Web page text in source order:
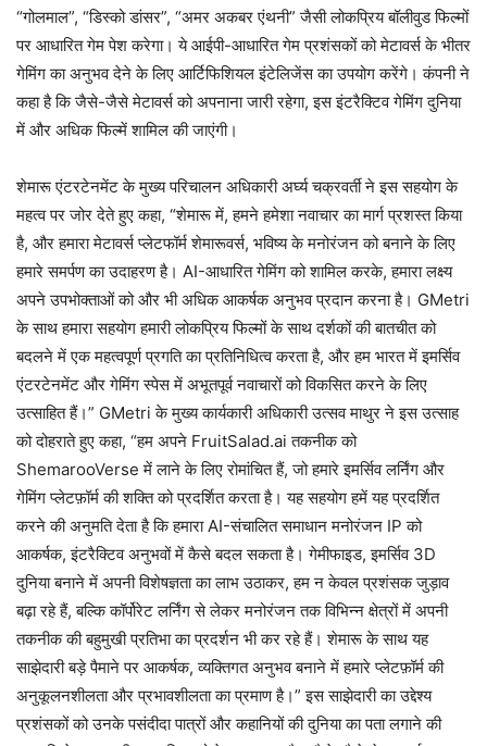
“गोलमाल”, “डिस्को डांसर”, “अमर अकबर एंथनी” जैसी लोकप्रिय बॉलीवुड फिल्मों
पर आधारित गेम पेश करेगा। ये आईपी-आधारित गेम प्रशंसकों को मेटावर्स के भीतर
गेमिंग का अनुभव देने के लिए आर्टिफिशियल इंटेलिजेंस का उपयोग करेंगे। कंपनी ने
कहा है कि जैसे-जैसे मेटावर्स को अपनाना जारी रहेगा, इस इंटरैक्टिव गेमिंग दुनिया
में और अधिक फिल्में शामिल की जाएंगी।
शेमारू एंटरटेनमेंट के मुख्य परिचालन अधिकारी अर्घ्य चक्रवर्ती ने इस सहयोग के
महत्व पर जोर देते हुए कहा, “शेमारू में, हमने हमेशा नवाचार का मार्ग प्रशस्त किया
है, और हमारा मेटावर्स प्लेटफॉर्म शेमारूवर्स, भविष्य के मनोरंजन को बनाने के लिए
हमारे समर्पण का उदाहरण है। AI-आधारित गेमिंग को शामिल करके, हमारा लक्ष्य
अपने उपभोक्ताओं को और भी अधिक आकर्षक अनुभव प्रदान करना है। GMetri
के साथ हमारा सहयोग हमारी लोकप्रिय फिल्मों के साथ दर्शकों की बातचीत को
बदलने में एक महत्वपूर्ण प्रगति का प्रतिनिधित्व करता है, और हम भारत में इमर्सिव
एंटरटेनमेंट और गेमिंग स्पेस में अभूतपूर्व नवाचारों को विकसित करने के लिए
उत्साहित हैं।” GMetri के मुख्य कार्यकारी अधिकारी उत्सव माथुर ने इस उत्साह
को दोहराते हुए कहा, “हम अपने FruitSalad.ai तकनीक को
ShemarooVerse में लाने के लिए रोमांचित हैं, जो हमारे इमर्सिव लर्निंग और
गेमिंग प्लेटफ़ॉर्म की शक्ति को प्रदर्शित करता है। यह सहयोग हमें यह प्रदर्शित
करने की अनुमति देता है कि हमारा AI-संचालित समाधान मनोरंजन IP को
आकर्षक, इंटरैक्टिव अनुभवों में कैसे बदल सकता है। गेमीफाइड, इमर्सिव 3D
दुनिया बनाने में अपनी विशेषज्ञता का लाभ उठाकर, हम न केवल प्रशंसक जुड़ाव
बढ़ा रहे हैं, बल्कि कॉर्पोरेट लर्निंग से लेकर मनोरंजन तक विभिन्न क्षेत्रों में अपनी
तकनीक की बहुमुखी प्रतिभा का प्रदर्शन भी कर रहे हैं। शेमारू के साथ यह
साझेदारी बड़े पैमाने पर आकर्षक, व्यक्तिगत अनुभव बनाने में हमारे प्लेटफ़ॉर्म की
अनुकूलनशीलता और प्रभावशीलता का प्रमाण है।” इस साझेदारी का उद्देश्य
प्रशंसकों को उनके पसंदीदा पात्रों और कहानियों की दुनिया का पता लगाने की